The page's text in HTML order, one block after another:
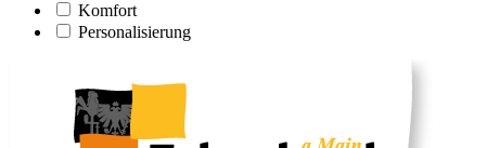
Komfort
Personalisierung